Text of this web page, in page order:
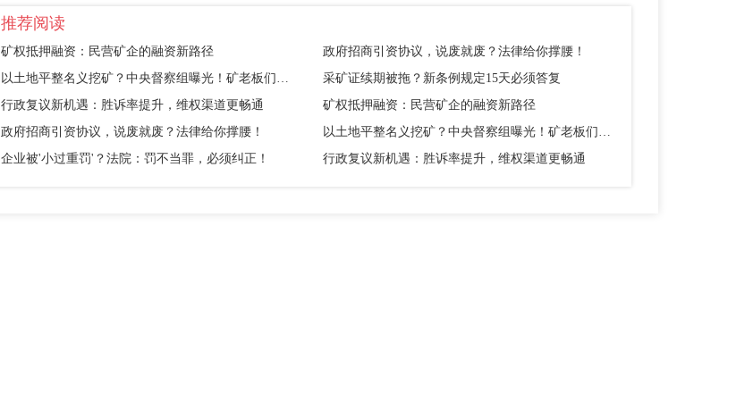
推荐阅读
矿权抵押融资：民营矿企的融资新路径
政府招商引资协议，说废就废？法律给你撑腰！
以土地平整名义挖矿？中央督察组曝光！矿老板们别踩这个坑
采矿证续期被拖？新条例规定15天必须答复
行政复议新机遇：胜诉率提升，维权渠道更畅通
矿权抵押融资：民营矿企的融资新路径
政府招商引资协议，说废就废？法律给你撑腰！
以土地平整名义挖矿？中央督察组曝光！矿老板们别踩这个坑
企业被'小过重罚'？法院：罚不当罪，必须纠正！
行政复议新机遇：胜诉率提升，维权渠道更畅通